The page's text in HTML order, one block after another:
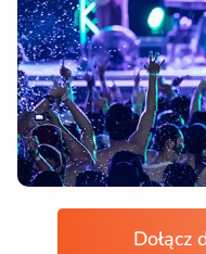
Dołącz